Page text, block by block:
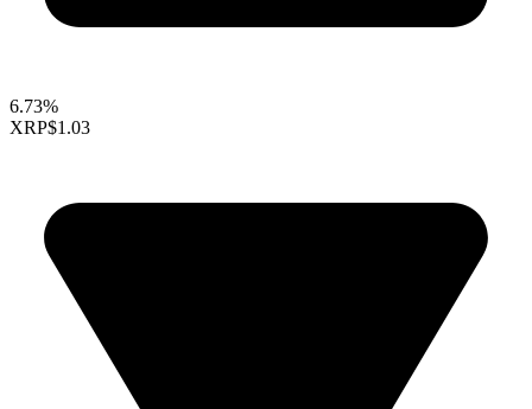
6.73%
XRP$1.03